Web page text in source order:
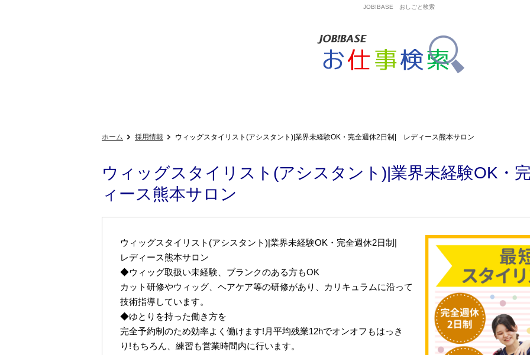
JOB!BASE おしごと検索
ホーム 採用情報 ウィッグスタイリスト(アシスタント)|業界未経験OK・完全週休2日制| レディース熊本サロン
ウィッグスタイリスト(アシスタント)|業界未経験OK・
ィース熊本サロン
ウィッグスタイリスト(アシスタント)|業界未経験OK・完全週休2日制|
レディース熊本サロン
◆ウィッグ取扱い未経験、ブランクのある方もOK
カット研修やウィッグ、ヘアケア等の研修があり、カリキュラムに沿って
技術指導しています。
◆ゆとりを持った働き方を
完全予約制のため効率よく働けます!月平均残業12hでオンオフもはっき
り!もちろん、練習も営業時間内に行います。